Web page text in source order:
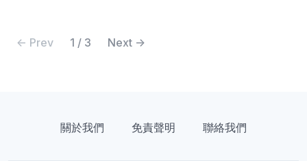
<- Prev 1 / 3 Next ->
關於我們 免責聲明 聯絡我們